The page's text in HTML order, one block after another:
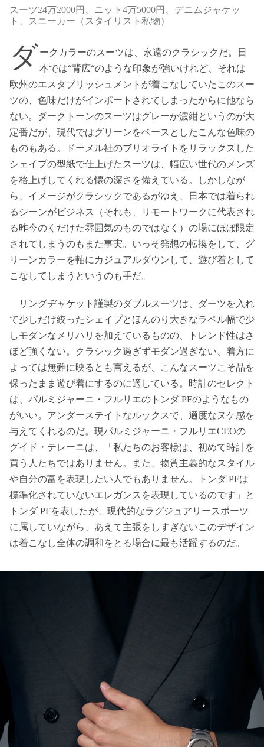
スーツ24万2000円、ニット4万5000円、デニムジャケッ
ト、スニーカー（スタイリスト私物）
ダ
ークカラーのスーツは、永遠のクラシックだ。日
本では“背広“のような印象が強いけれど、それは
欧州のエスタブリッシュメントが着こなしていたこのスー
ツの、色味だけがインポートされてしまったからに他なら
ない。ダークトーンのスーツはグレーか濃紺というのが大
定番だが、現代ではグリーンをベースとしたこんな色味の
ものもある。ドーメル社のブリオライトをリラックスした
シェイプの型紙で仕上げたスーツは、幅広い世代のメンズ
を格上げしてくれる懐の深さを備えている。しかしなが
ら、イメージがクラシックであるがゆえ、日本では着られ
るシーンがビジネス（それも、リモートワークに代表され
る昨今のくだけた雰囲気のものではなく）の場にほぼ限定
されてしまうのもまた事実。いっそ発想の転換をして、グ
リーンカラーを軸にカジュアルダウンして、遊び着として
こなしてしまうというのも手だ。
リングヂャケット謹製のダブルスーツは、ダーツを入れ
て少しだけ絞ったシェイプとほんのり大きなラペル幅で少
しモダンなメリハリを加えているものの、トレンド性はさ
ほど強くない。クラシック過ぎずモダン過ぎない、着方に
よっては無難に映るとも言えるが、こんなスーツこそ品を
保ったまま遊び着にするのに適している。時計のセレクト
は、パルミジャーニ・フルリエのトンダ PFのようなもの
がいい。アンダーステイトなルックスで、適度なヌケ感を
与えてくれるのだ。現パルミジャーニ・フルリエCEOの
グイド・テレーニは、「私たちのお客様は、初めて時計を
買う人たちではありません。また、物質主義的なスタイル
や自分の富を表現したい人でもありません。トンダ PFは
標準化されていないエレガンスを表現しているのです」と
トンダ PFを表したが、現代的なラグジュアリースポーツ
に属していながら、あえて主張をしすぎないこのデザイン
は着こなし全体の調和をとる場合に最も活躍するのだ。